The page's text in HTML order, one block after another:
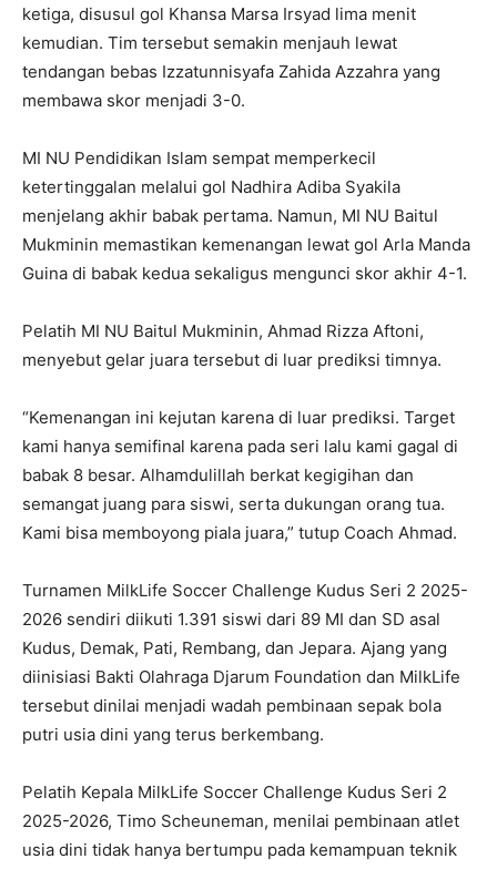
ketiga, disusul gol Khansa Marsa Irsyad lima menit
kemudian. Tim tersebut semakin menjauh lewat
tendangan bebas Izzatunnisyafa Zahida Azzahra yang
membawa skor menjadi 3-0.
MI NU Pendidikan Islam sempat memperkecil
ketertinggalan melalui gol Nadhira Adiba Syakila
menjelang akhir babak pertama. Namun, MI NU Baitul
Mukminin memastikan kemenangan lewat gol Arla Manda
Guina di babak kedua sekaligus mengunci skor akhir 4-1.
Pelatih MI NU Baitul Mukminin, Ahmad Rizza Aftoni,
menyebut gelar juara tersebut di luar prediksi timnya.
“Kemenangan ini kejutan karena di luar prediksi. Target
kami hanya semifinal karena pada seri lalu kami gagal di
babak 8 besar. Alhamdulillah berkat kegigihan dan
semangat juang para siswi, serta dukungan orang tua.
Kami bisa memboyong piala juara,” tutup Coach Ahmad.
Turnamen MilkLife Soccer Challenge Kudus Seri 2 2025-
2026 sendiri diikuti 1.391 siswi dari 89 MI dan SD asal
Kudus, Demak, Pati, Rembang, dan Jepara. Ajang yang
diinisiasi Bakti Olahraga Djarum Foundation dan MilkLife
tersebut dinilai menjadi wadah pembinaan sepak bola
putri usia dini yang terus berkembang.
Pelatih Kepala MilkLife Soccer Challenge Kudus Seri 2
2025-2026, Timo Scheuneman, menilai pembinaan atlet
usia dini tidak hanya bertumpu pada kemampuan teknik